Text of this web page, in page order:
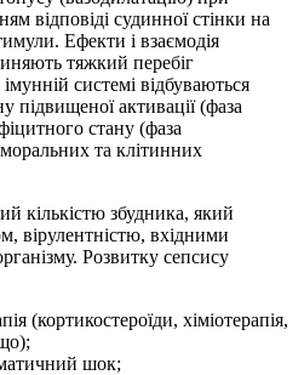
відповіді судинної стінки на
Ефекти і взаємодія
тяжкий перебіг
системі відбуваються
підвищеної активації (фаза
стану (фаза
та клітинних
кількістю збудника, який
вірулентністю, вхідними
Розвитку сепсису
(кортикостероїди, хіміотерапія,
шок;